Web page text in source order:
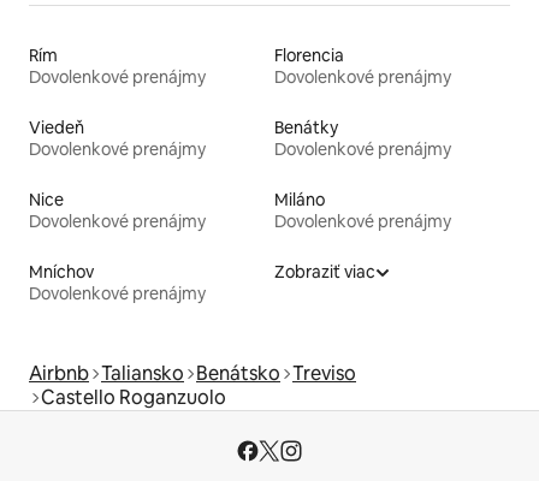
Rím
Dovolenkové prenájmy
Florencia
Dovolenkové prenájmy
Viedeň
Dovolenkové prenájmy
Benátky
Dovolenkové prenájmy
Nice
Dovolenkové prenájmy
Miláno
Dovolenkové prenájmy
Mníchov
Dovolenkové prenájmy
Zobraziť viac
Airbnb Taliansko Benátsko Treviso
Castello Roganzuolo